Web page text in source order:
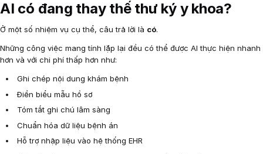
AI có đang thay thế thư ký y khoa?
Ở một số nhiệm vụ cụ thể, câu trả lời là có.
Những công việc mang tính lặp lại đều có thể được AI thực hiện nhanh
hơn và với chi phí thấp hơn như:
Ghi chép nội dung khám bệnh
Điền biểu mẫu hồ sơ
Tóm tắt ghi chú lâm sàng
Chuẩn hóa dữ liệu bệnh án
Hỗ trợ nhập liệu vào hệ thống EHR